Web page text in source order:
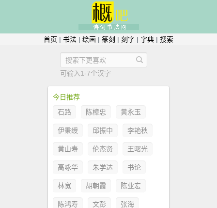
首页 | 书法 | 绘画 | 篆刻 | 刻字 | 字典 | 搜索
可输入1-7个汉字
今日推荐
石路
陈樟忠 黄永玉
伊秉绶 邱振中 李艳秋
黄山寿 伦杰贤 王曙光
高咏华 朱学达 书论
林宽 胡朝霞 陈业宏
陈鸿寿 文彭 张海